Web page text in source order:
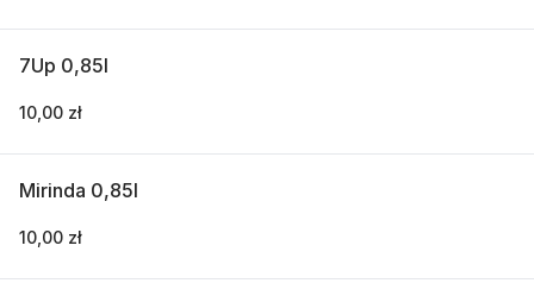
7Up 0,85l
10,00 zł
Mirinda 0,85l
10,00 zł